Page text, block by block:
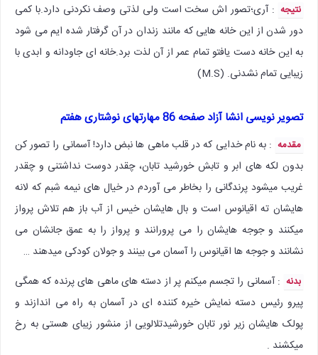
نتیجه : آری؛تصور اش سخت است ولی لذتی وصف نکردنی دارد.با کمی
دور شدن از این خانه هایی که مانند زندان در آن گرفتار شده ایم می شود
به این خانه دست یافتو تمام عمر از آن لذت برد.خانه ای جاودانه و ابدی با
زیبایی تمام نشدنی. (M.S)
تصویر نویسی انشا آزاد صفحه 86 مهارتهای نوشتاری هفتم
مقدمه : به نام خدایی که در قلب ماهی ها نبض دارد! آسمانی را تصور کن
بدون لکه های ابر و تابش خورشید تابان، چقدر دوست نداشتنی و چقدر
غریب میشود پرندگانی را بخاطر می آوردم در خیال های نیمه شبم که لانه
هایشان ته اقیانوس است و بال هایشان خیس از آب باز هم تلاش پرواز
میکنند و جوجه هایشان را می پرورانند و پرواز را به عمق جانشان می
نشانند و جوجه ها اقیانوس را آسمان می بینند و جولان کودکی میدهند …
بدنه : آسمانی را تجسم میکنم پر از دسته های ماهی های پرنده که همگی
پیرو رئیس دسته نمایش خیره کننده ای در آسمان به راه می اندازند و
پولک هایشان زیر نور تابان خورشیدتلالویی از منشور زیبای هستی به رخ
میکشند .